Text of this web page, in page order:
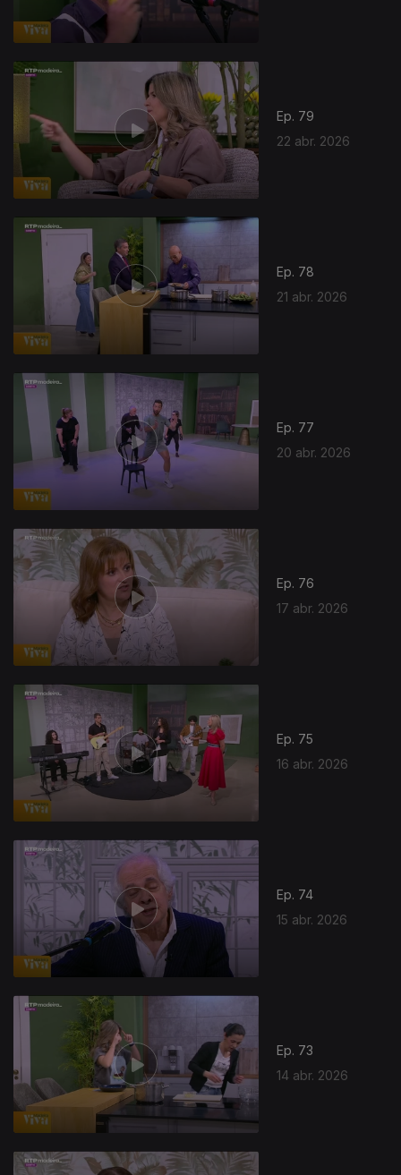
Ep. 79
22 abr. 2026
Ep. 78
21 abr. 2026
Ep. 77
20 abr. 2026
Ep. 76
17 abr. 2026
Ep. 75
16 abr. 2026
Ep. 74
15 abr. 2026
922590
Ep. 73
14 abr. 2026